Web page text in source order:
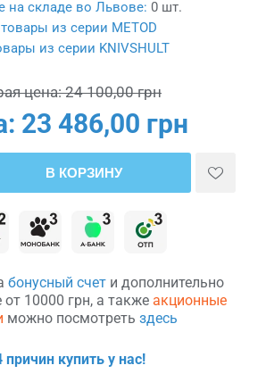
на складе во Львове: 0 шт.
из серии METOD
из серии KNIVSHULT
цена:24 100,00 грн
23 486,00 грн
В КОРЗИНУ
бонусный счет и дополнительно
от 10000 грн, а также акционные
можно посмотреть здесь
причин купить у нас!